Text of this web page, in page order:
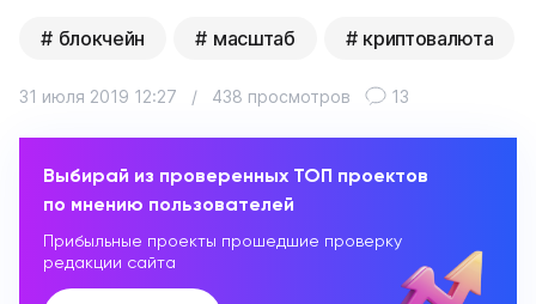
блокчейн масштаб криптовалюта
31 июля 2019 12:27 / 438 просмотров 13
Выбирай из проверенных ТОП проектов
по мнению пользователей
Прибыльные проекты прошедшие проверку
редакции сайта